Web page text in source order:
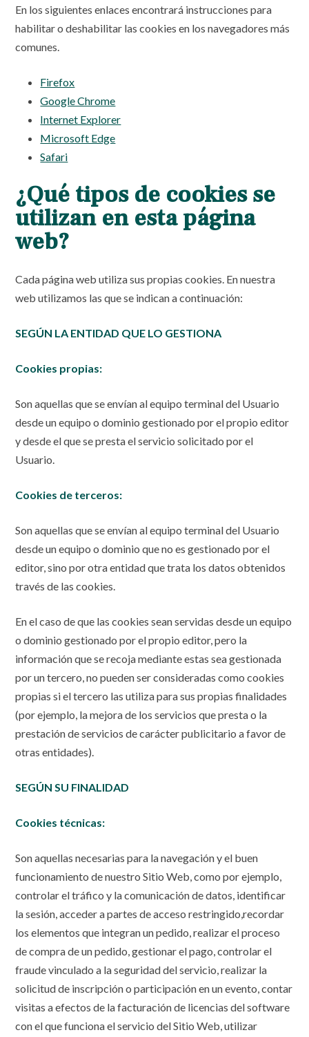
En los siguientes enlaces encontrará instrucciones para
habilitar o deshabilitar las cookies en los navegadores más
comunes.
Firefox
Google Chrome
Internet Explorer
Microsoft Edge
Safari
¿Qué tipos de cookies se
utilizan en esta página
web?
Cada página web utiliza sus propias cookies. En nuestra
web utilizamos las que se indican a continuación:
SEGÚN LA ENTIDAD QUE LO GESTIONA
Cookies propias:
Son aquellas que se envían al equipo terminal del Usuario
desde un equipo o dominio gestionado por el propio editor
y desde el que se presta el servicio solicitado por el
Usuario.
Cookies de terceros:
Son aquellas que se envían al equipo terminal del Usuario
desde un equipo o dominio que no es gestionado por el
editor, sino por otra entidad que trata los datos obtenidos
través de las cookies.
En el caso de que las cookies sean servidas desde un equipo
o dominio gestionado por el propio editor, pero la
información que se recoja mediante estas sea gestionada
por un tercero, no pueden ser consideradas como cookies
propias si el tercero las utiliza para sus propias finalidades
(por ejemplo, la mejora de los servicios que presta o la
prestación de servicios de carácter publicitario a favor de
otras entidades).
SEGÚN SU FINALIDAD
Cookies técnicas:
Son aquellas necesarias para la navegación y el buen
funcionamiento de nuestro Sitio Web, como por ejemplo,
controlar el tráfico y la comunicación de datos, identificar
la sesión, acceder a partes de acceso restringido,recordar
los elementos que integran un pedido, realizar el proceso
de compra de un pedido, gestionar el pago, controlar el
fraude vinculado a la seguridad del servicio, realizar la
solicitud de inscripción o participación en un evento, contar
visitas a efectos de la facturación de licencias del software
con el que funciona el servicio del Sitio Web, utilizar